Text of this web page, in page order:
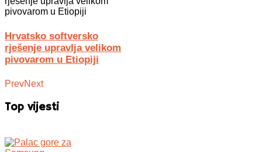
Hrvatsko softversko
rješenje upravlja velikom
pivovarom u Etiopiji
PrevNext
Top vijesti